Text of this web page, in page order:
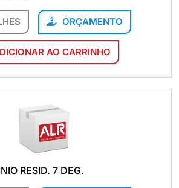
ORÇAMENTO
AO CARRINHO
RESID. 7 DEG.